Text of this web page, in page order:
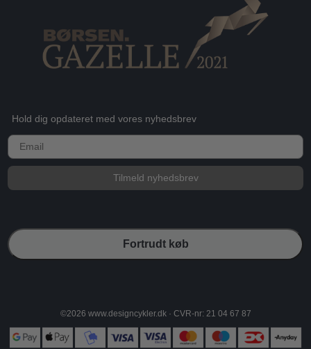
Hold dig opdateret med vores nyhedsbrev
E-mail
Tilmeld nyhedsbrev
Fortrudt køb
©2026 www.designcykler.dk · CVR-nr: 21 04 67 87